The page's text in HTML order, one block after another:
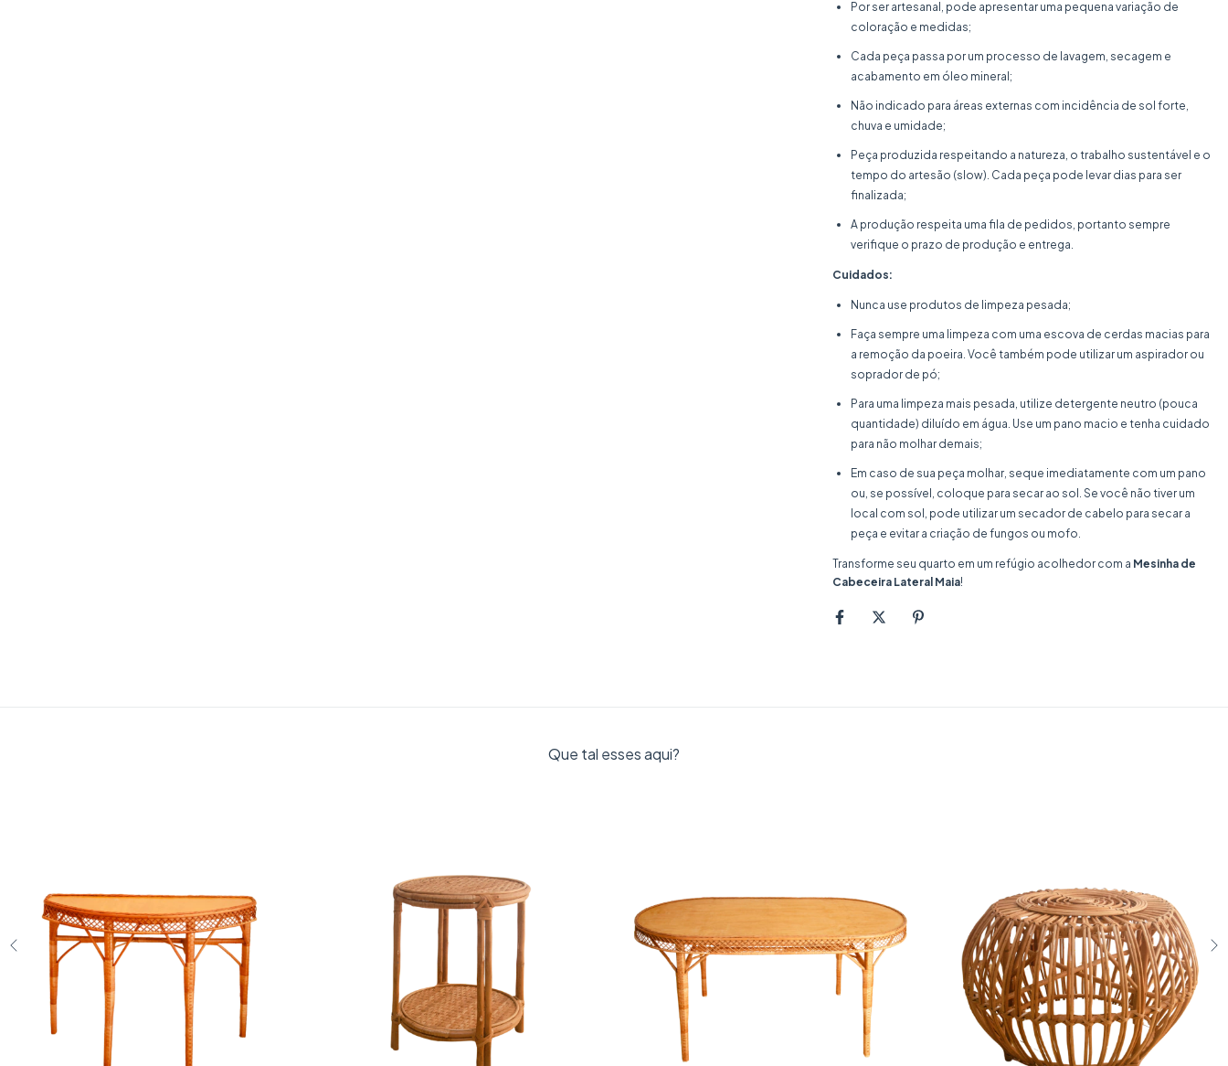
Por ser artesanal, pode apresentar uma pequena variação de
coloração e medidas;
Cada peça passa por um processo de lavagem, secagem e
acabamento em óleo mineral;
Não indicado para áreas externas com incidência de sol forte,
chuva e umidade;
Peça produzida respeitando a natureza, o trabalho sustentável e o
tempo do artesão (slow). Cada peça pode levar dias para ser
finalizada;
A produção respeita uma fila de pedidos, portanto sempre
verifique o prazo de produção e entrega.
Cuidados:
Nunca use produtos de limpeza pesada;
Faça sempre uma limpeza com uma escova de cerdas macias para
a remoção da poeira. Você também pode utilizar um aspirador ou
soprador de pó;
Para uma limpeza mais pesada, utilize detergente neutro (pouca
quantidade) diluído em água. Use um pano macio e tenha cuidado
para não molhar demais;
Em caso de sua peça molhar, seque imediatamente com um pano
ou, se possível, coloque para secar ao sol. Se você não tiver um
local com sol, pode utilizar um secador de cabelo para secar a
peça e evitar a criação de fungos ou mofo.
Transforme seu quarto em um refúgio acolhedor com a Mesinha de
Cabeceira Lateral Maia!
Que tal esses aqui?